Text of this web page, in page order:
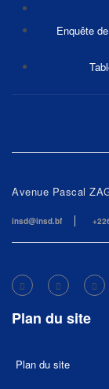
Enquête
Avenue Pascal
insd@insd.bf
Plan du site
Plan du site